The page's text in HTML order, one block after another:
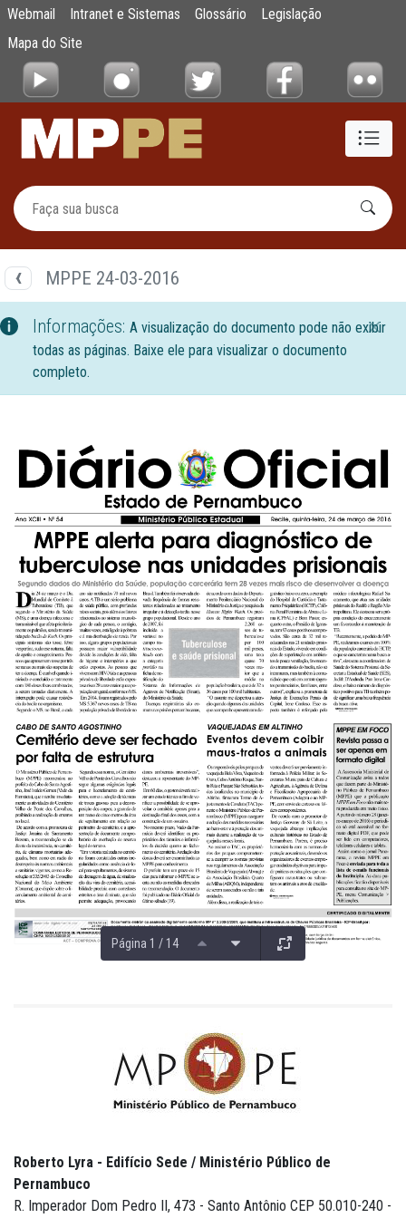
Pular para o Conteúdo principal
Documentos
Webmail Intranet e Sistemas Glossário
Legislação
Mapa do Site
MPPE 24-03-2016
Informações: A visualização do documento pode não exibir
todas as páginas. Baixe ele para visualizar o documento
completo.
Página 1 / 14
Roberto Lyra - Edifício Sede / Ministério Público de
Pernambuco
R. Imperador Dom Pedro II, 473 - Santo Antônio CEP 50.010-240 -